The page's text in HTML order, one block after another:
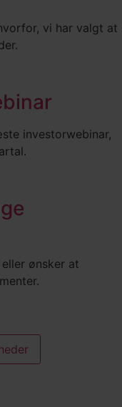
vi har valgt at
investorwebinar,
ønsker at